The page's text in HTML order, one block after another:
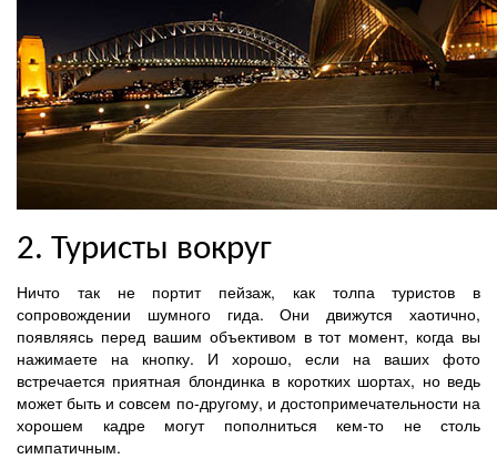
2. Туристы вокруг
Ничто так не портит пейзаж, как толпа туристов в
сопровождении шумного гида. Они движутся хаотично,
появляясь перед вашим объективом в тот момент, когда вы
нажимаете на кнопку. И хорошо, если на ваших фото
встречается приятная блондинка в коротких шортах, но ведь
может быть и совсем по-другому, и достопримечательности на
хорошем кадре могут пополниться кем-то не столь
симпатичным.